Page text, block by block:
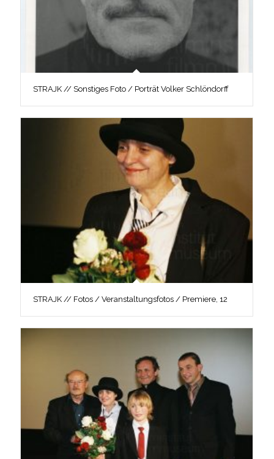
STRAJK // Sonstiges Foto / Porträt Volker Schlöndorff
STRAJK // Fotos / Veranstaltungsfotos / Premiere, 12